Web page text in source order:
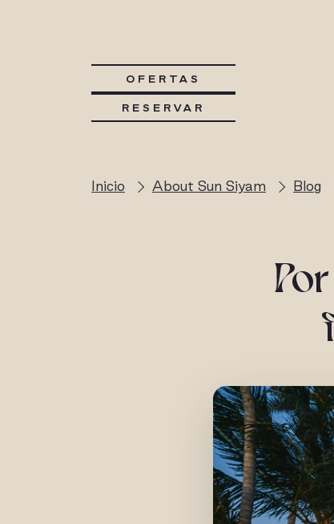
OFERTAS
RESERVAR
Inicio About Sun Siyam Blog